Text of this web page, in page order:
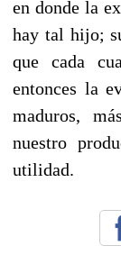
en donde la
hay tal hijo;
que cada
entonces la
maduros,
nuestro
utilidad.